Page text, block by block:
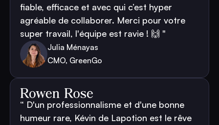
fiable, efficace et avec qui c’est hyper
agréable de collaborer. Merci pour votre
super travail, l'équipe est ravie ! 🙌 "
Julia Ménayas
CMO, GreenGo
“ D'un professionnalisme et d'une bonne
humeur rare, Kévin de Lapotion est le rêve